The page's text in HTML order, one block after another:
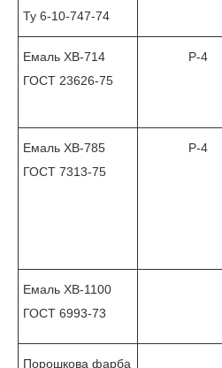
Ту 6-10-747-74
Емаль ХВ-714
ГОСТ 23626-75
Р-4
Емаль ХВ-785
ГОСТ 7313-75
Р-4
Емаль ХВ-1100
ГОСТ 6993-73
Порошкова фарба